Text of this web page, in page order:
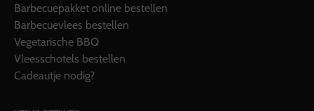
Barbecuepakket online bestellen
Barbecuevlees bestellen
Vegetarische BBQ
Vleesschotels bestellen
Cadeautje nodig?